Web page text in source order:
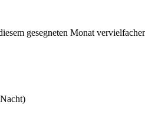
gesegneten Monat